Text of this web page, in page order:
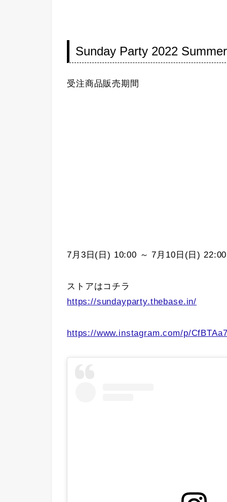
Sunday Party 2022
受注商品販売期間
7月3日(日) 10:00 ～ 7月10日(日) 22:00
ストアはコチラ
https://sundayparty.thebase.in/
https://www.instagram.com/p/